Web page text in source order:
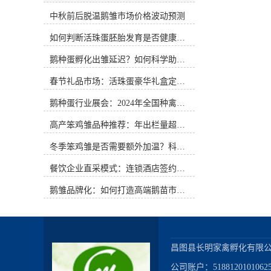
在清洁的浅水塘内进行放水，开端时
刻要短，路要近。6、防治疾病。雏
勤换勤晒，料槽每周用碱水刷1次，
瘟。常见问答：问：怎么调整孵化机
进步出雏质量?答：在操控好很合适孵
化机运转的环境条件后，假如孵化机
内不同方位的种蛋温度还有不同，可
以尝试做以下调整，进步出雏均匀
度。箱体机，在孵化12天左右时，可
位之间相互换位，3、4车位之间相互
的出雏陕慢不一致。巷道机，可以在
1～4车位的上、下方位装置挡风板，
意图是挡住上、下的风，让更多的风
步出雏。众所周知，空气交流在孵化
过程中是一个至关重要的目标。为了
风味的食品正悄然迎来新的发展机
遇。活珠蛋，这一源自江南民间的特
涵，在年节礼品市场中展现出前所未
有的潜力。如何通过创新的礼盒包装
设计，让这一传统美食突破地域限
制，成为年节馈赠的新选择，是当前
值得深入探讨的课题。文化内涵与情
感联结：包装设计的核心基石活珠蛋
并非普通的食品，它承载着特定地域
的饮食记忆与文化传承。其制作工艺
间把握，才能在蛋内形成半胚胎化的
特殊状态。这种独特的制作过程本身
就蕴含着匠心与传统的温度。在礼盒
包装设计中，应当深入挖掘这一文化
内涵，将其转化为视觉语言与情感联
味的图案元素，如 subtle 的水波纹、
亭台楼阁剪影或传统花鸟图案，营造
中秋前后脱温鹅雏市场价格波动预测
如何判断活珠蛋胚胎发育是否健康？照蛋操作指南
鹅种蛋孵化出雏延迟？如何科学助产提高成活率？
春节礼品市场：活珠蛋豪华礼盒定价与渠道策略
鹅种蛋行业展会：2024年全国种禽博览会预告
高产笨鸡雏品种推荐：年出栏量超万只的鸡种
冬季笨鸡雏是否需要额外加温？科学数据解析
餐饮企业直采模式：连锁酒店签约脱温大种鹅雏供应商
鹅雏品牌化：如何打造高端鹅苗市场？
昌图县长明家禽孵化有限
公司账户：